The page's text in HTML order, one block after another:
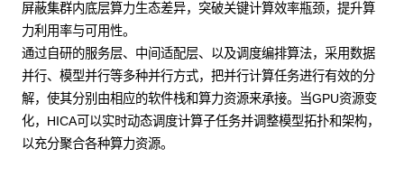
屏蔽集群内底层算力生态差异，突破关键计算效率瓶颈，提升算
力利用率与可用性。
通过自研的服务层、中间适配层、以及调度编排算法，采用数据
并行、模型并行等多种并行方式，把并行计算任务进行有效的分
解，使其分别由相应的软件栈和算力资源来承接。当GPU资源变
化，HICA可以实时动态调度计算子任务并调整模型拓扑和架构，
以充分聚合各种算力资源。